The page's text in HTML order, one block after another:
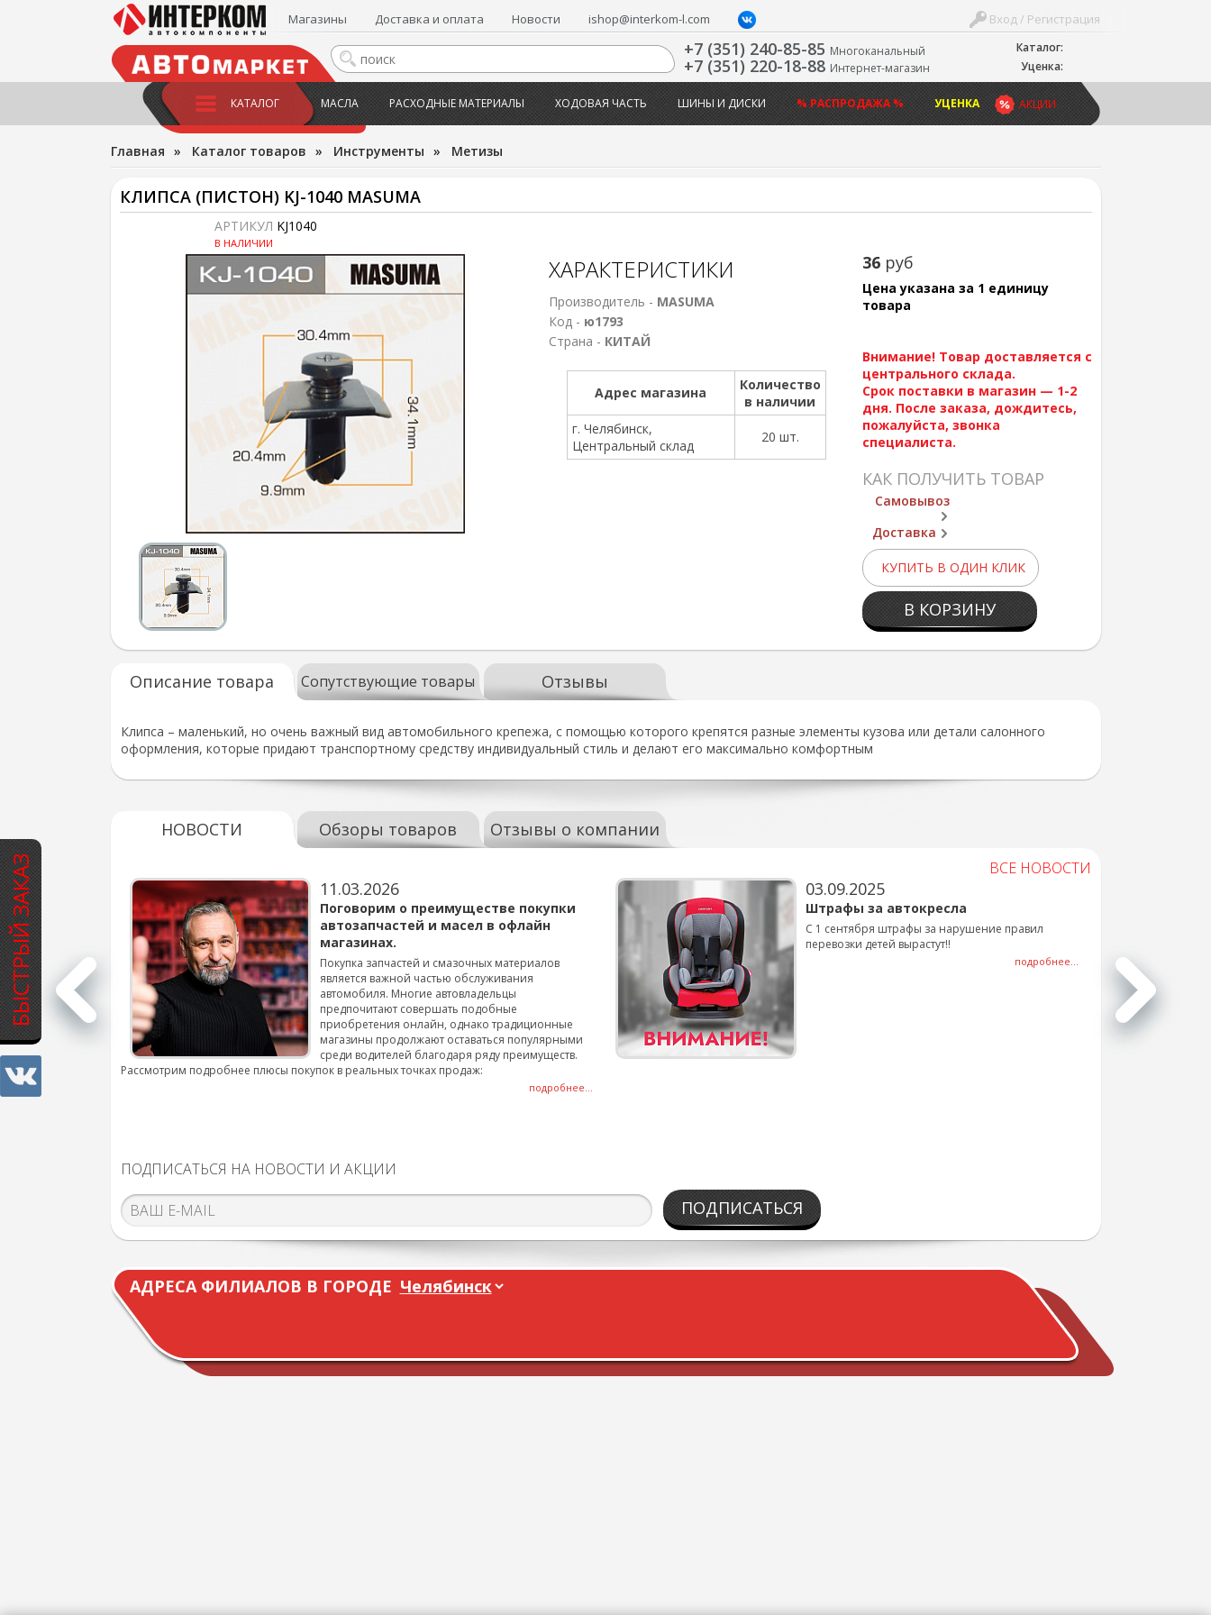
БЫСТРЫЙ ЗАКАЗ
Каталог:
Уценка:
Вход / Регистрация
Магазины Доставка и оплата Новости ishop@interkom-l.com
+7 (351) 240-85-85 Многоканальный
+7 (351) 220-18-88 Интернет-магазин
АКЦИИ
КАТАЛОГ МАСЛА РАСХОДНЫЕ МАТЕРИАЛЫ ХОДОВАЯ ЧАСТЬ ШИНЫ И ДИСКИ % РАСПРОДАЖА % УЦЕНКА
Главная » Каталог товаров » Инструменты » Метизы
КЛИПСА (ПИСТОН) KJ-1040 MASUMA
АРТИКУЛ KJ1040
В НАЛИЧИИ
36 руб
Цена указана за 1 единицу
товара
Внимание! Товар доставляется с
центрального склада.
Срок поставки в магазин — 1-2
дня. После заказа, дождитесь,
пожалуйста, звонка
специалиста.
КАК ПОЛУЧИТЬ ТОВАР
Самовывоз
Доставка
КУПИТЬ В ОДИН КЛИК
В КОРЗИНУ
ХАРАКТЕРИСТИКИ
Производитель - MASUMA
Код - ю1793
Страна - КИТАЙ
Адрес магазина
Количество
в наличии
г. Челябинск,
Центральный склад
20 шт.
Описание товара Сопутствующие товары Отзывы
Клипса – маленький, но очень важный вид автомобильного крепежа, с помощью которого крепятся разные элементы кузова или детали салонного
оформления, которые придают транспортному средству индивидуальный стиль и делают его максимально комфортным
НОВОСТИ Обзоры товаров Отзывы о компании
ВСЕ НОВОСТИ
для
смены шин на
подробнее...
11.03.2026
Поговорим о преимуществе покупки
автозапчастей и масел в офлайн
магазинах.
Покупка запчастей и смазочных материалов
является важной частью обслуживания
автомобиля. Многие автовладельцы
предпочитают совершать подобные
приобретения онлайн, однако традиционные
магазины продолжают оставаться популярными
среди водителей благодаря ряду преимуществ.
Рассмотрим подробнее плюсы покупок в реальных точках продаж:
подробнее...
03.09.2025
Штрафы за автокресла
С 1 сентября штрафы за нарушение правил
перевозки детей вырастут!!
подробнее...
ПОДПИСАТЬСЯ НА НОВОСТИ И АКЦИИ
ПОДПИСАТЬСЯ
АДРЕСА ФИЛИАЛОВ В ГОРОДЕ